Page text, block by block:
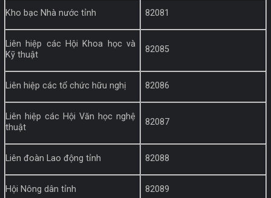
Kho bạc Nhà nước tỉnh 82081
Liên hiệp các Hội Khoa học và
Kỹ thuật
82085
Liên hiệp các tổ chức hữu nghị 82086
Liên hiệp các Hội Văn học nghệ
thuật
82087
Liên đoàn Lao động tỉnh 82088
Hội Nông dân tỉnh 82089